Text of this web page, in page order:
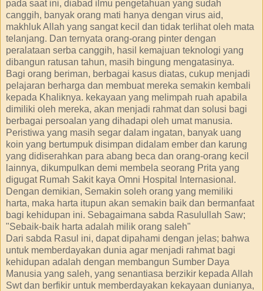
pada saat ini, diabad ilmu pengetahuan yang sudah
canggih, banyak orang mati hanya dengan virus aid,
makhluk Allah yang sangat kecil dan tidak terlihat oleh mata
telanjang. Dan ternyata orang-orang pinter dengan
peralataan serba canggih, hasil kemajuan teknologi yang
dibangun ratusan tahun, masih bingung mengatasinya.
Bagi orang beriman, berbagai kasus diatas, cukup menjadi
pelajaran berharga dan membuat mereka semakin kembali
kepada Khaliknya. kekayaan yang melimpah ruah apabila
dimiliki oleh mereka, akan menjadi rahmat dan solusi bagi
berbagai persoalan yang dihadapi oleh umat manusia.
Peristiwa yang masih segar dalam ingatan, banyak uang
koin yang bertumpuk disimpan didalam ember dan karung
yang didiserahkan para abang beca dan orang-orang kecil
lainnya, dikumpulkan demi membela seorang Prita yang
digugat Rumah Sakit kaya Omni Hospital Internasional.
Dengan demikian, Semakin soleh orang yang memiliki
harta, maka harta itupun akan semakin baik dan bermanfaat
bagi kehidupan ini. Sebagaimana sabda Rasulullah Saw;
"Sebaik-baik harta adalah milik orang saleh"
Dari sabda Rasul ini, dapat dipahami dengan jelas; bahwa
untuk memberdayakan dunia agar menjadi rahmat bagi
kehidupan adalah dengan membangun Sumber Daya
Manusia yang saleh, yang senantiasa berzikir kepada Allah
Swt dan berfikir untuk memberdayakan kekayaan dunianya,